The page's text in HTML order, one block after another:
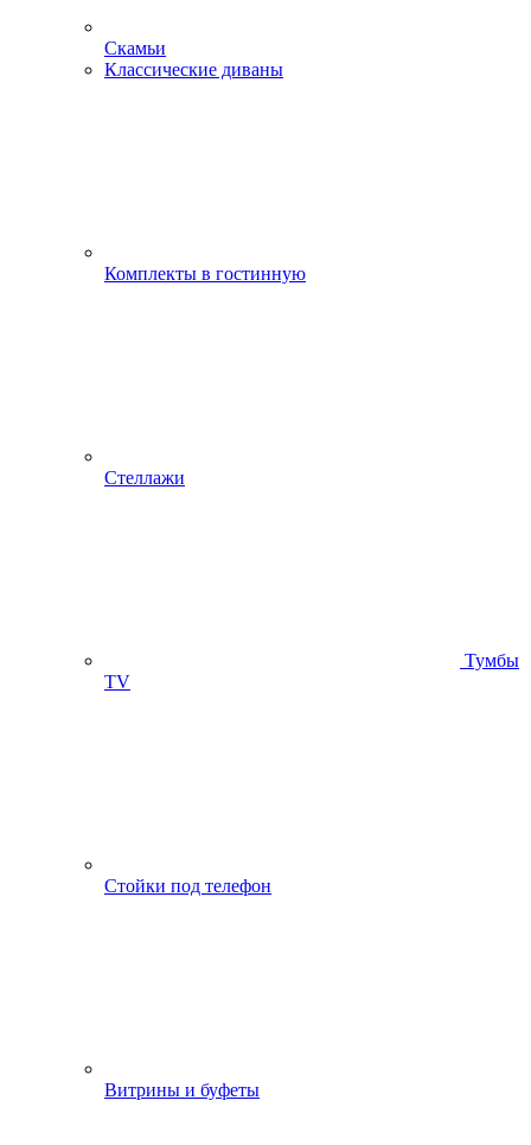
Скамьи
Классические диваны
Комплекты в гостинную
Стеллажи
Тумбы
ТV
Стойки под телефон
Витрины и буфеты